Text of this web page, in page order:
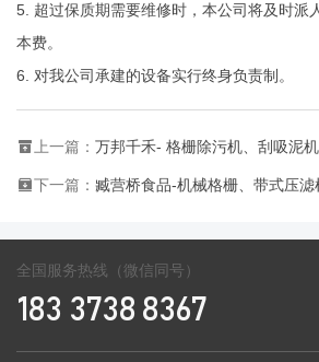
5. 超过保质期需要维修时，本公司将及时派
本费。
6. 对我公司承建的设备实行终身负责制。
上一篇： 万邦千禾- 格栅除污机、刮吸泥
下一篇： 臧营桥食品-机械格栅、带式压滤
全国服务热线（微信同号）
183 3738 8367